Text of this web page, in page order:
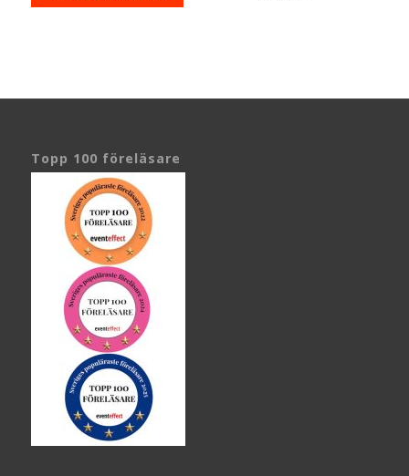
Topp 100 föreläsare